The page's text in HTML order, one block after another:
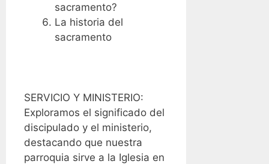
sacramento?
La historia del
sacramento
SERVICIO Y MINISTERIO:
Exploramos el significado del
discipulado y el ministerio,
destacando que nuestra
parroquia sirve a la Iglesia en